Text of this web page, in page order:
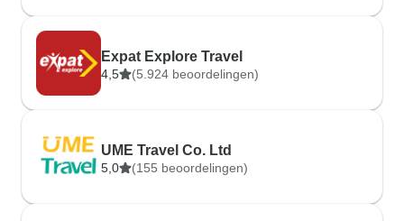
Expat Explore Travel
4,5 (5.924 beoordelingen)
UME Travel Co. Ltd
5,0 (155 beoordelingen)